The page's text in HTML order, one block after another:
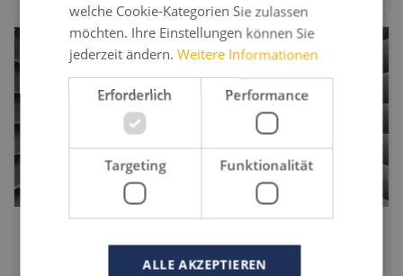
LASERSCHWEISSEN IN AUTOMOTIVE & AEROSPACE
SPANISH
welche Cookie-Kategorien Sie zulassen
möchten. Ihre Einstellungen können Sie
jederzeit ändern. Weitere Informationen
Erforderlich Performance
Targeting Funktionalität
ALLE AKZEPTIEREN